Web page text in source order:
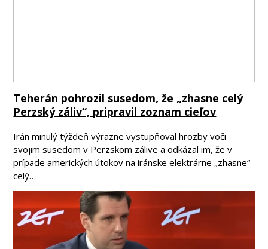
Teherán pohrozil susedom, že „zhasne celý
Perzský záliv“, pripravil zoznam cieľov
Irán minulý týždeň výrazne vystupňoval hrozby voči
svojim susedom v Perzskom zálive a odkázal im, že v
prípade amerických útokov na iránske elektrárne „zhasne“
celý…